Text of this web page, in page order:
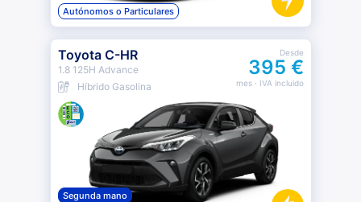
Autónomos o Particulares
Toyota C-HR
1.8 125H Advance
Híbrido Gasolina
Desde
395 €
mes· IVA incluido
Segunda mano